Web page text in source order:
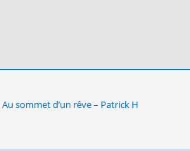
Au sommet d’un rêve – Patrick Huet 2025